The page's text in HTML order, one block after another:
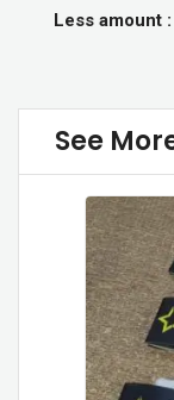
Less amount :
See